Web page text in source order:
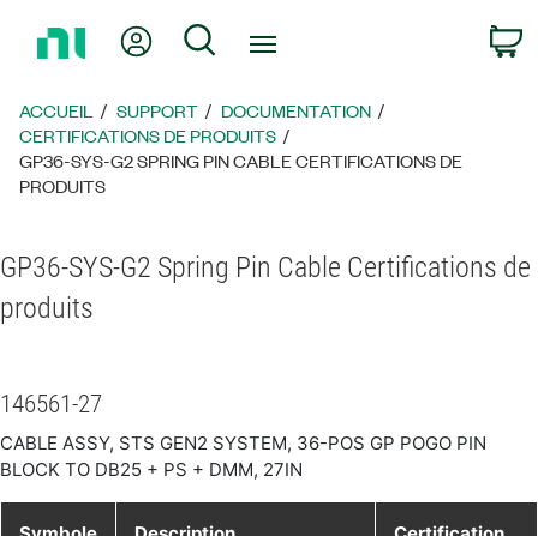
page
d’accueil
Mon compteRechercher
ACCUEIL SUPPORT
DOCUMENTATION
CERTIFICATIONS DE PRODUITS
GP36-SYS-G2 SPRING PIN CABLE CERTIFICATIONS DE
PRODUITS
GP36-SYS-G2 Spring Pin Cable Certifications de
produits
146561-27
CABLE ASSY, STS GEN2 SYSTEM, 36-POS GP POGO PIN
BLOCK TO DB25 + PS + DMM, 27IN